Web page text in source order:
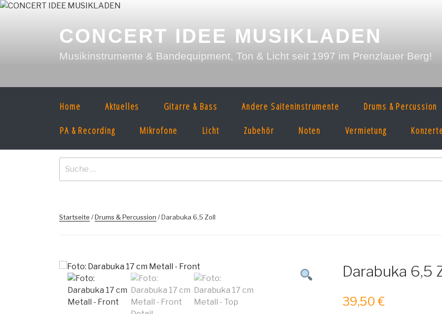
Zum
CONCERT IDEE MUSIKLADEN
Musikinstrumente & Bandequipment, Ton & Licht seit 1997 im Prenzlauer Berg!
Home Aktuelles Gitarre & Bass Andere Saiteninstrumente Drums & Percussion
PA & Recording Mikrofone Licht Zubehör Noten Vermietung
nach:
Startseite /Drums & Percussion / Darabuka 6,5 Zoll
Darabuka 6,5
39,50€